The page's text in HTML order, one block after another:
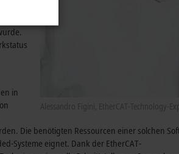
in
Die benötigten Ressourcen einer solchen
Systeme eignet. Dank der EtherCAT-